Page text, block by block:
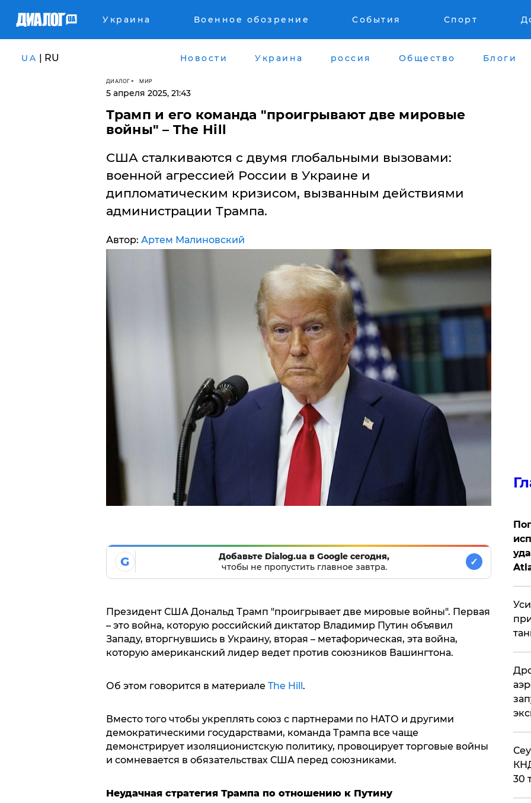
Украина Военное обозрение События Спорт
UA | RU Новости Украина россия Общество Блоги
ДИАЛОГ МИР
5 апреля 2025, 21:43
Трамп и его команда "проигрывают две мировые
войны" – The Hill
США сталкиваются с двумя глобальными вызовами:
военной агрессией России в Украине и
дипломатическим кризисом, вызванным действиями
администрации Трампа.
Автор: Артем Малиновский
G
Добавьте Dialog.ua в Google сегодня,
чтобы не пропустить главное завтра.
✓
Президент США Дональд Трамп "проигрывает две мировые войны". Первая
– это война, которую российский диктатор Владимир Путин объявил
Западу, вторгнувшись в Украину, вторая – метафорическая, эта война,
которую американский лидер ведет против союзников Вашингтона.
Об этом говорится в материале The Hill .
Вместо того чтобы укреплять союз с партнерами по НАТО и другими
демократическими государствами, команда Трампа все чаще
демонстрирует изоляционистскую политику, провоцирует торговые войны
и сомневается в обязательствах США перед союзниками.
Неудачная стратегия Трампа по отношению к Путину
30